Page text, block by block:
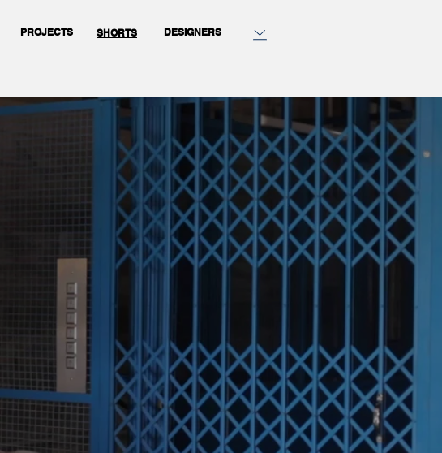
PROJECTS SHORTS DESIGNERS